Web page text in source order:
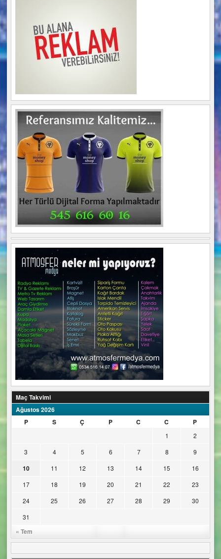
Maç Takvimi
Ağustos 2026
P
S Ç P C C P
« Tem
1
2
3
4 5 6 7 8 9
10 11 12 13 14 15
16
17
18 19 20 21 22
23
24
25 26 27 28 29
30
31